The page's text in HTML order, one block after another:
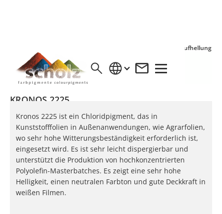
Aufhellung
KRONOS 2225
Kronos 2225 ist ein Chloridpigment, das in
Kunststofffolien in Außenanwendungen, wie Agrarfolien,
wo sehr hohe Witterungsbeständigkeit erforderlich ist,
eingesetzt wird. Es ist sehr leicht dispergierbar und
unterstützt die Produktion von hochkonzentrierten
Polyolefin-Masterbatches. Es zeigt eine sehr hohe
Helligkeit, einen neutralen Farbton und gute Deckkraft in
weißen Filmen.